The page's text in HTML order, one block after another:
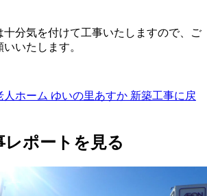
十分気を付けて工事いたしますので、ご
いたします。
人ホーム ゆいの里あすか 新築工事に戻
レポートを​見る​